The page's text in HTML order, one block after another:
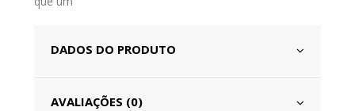
DADOS DO PRODUTO
AVALIAÇÕES (0)